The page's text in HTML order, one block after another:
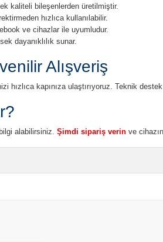
kaliteli bileşenlerden üretilmiştir.
hızlıca kullanılabilir.
ve cihazlar ile uyumludur.
dayanıklılık sunar.
Alışveriş
hızlıca kapınıza ulaştırıyoruz. Teknik
alabilirsiniz.Şimdi sipariş verin ve